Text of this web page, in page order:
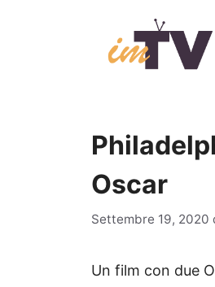
Oscar
Settembre 19, 2020
Un film con due